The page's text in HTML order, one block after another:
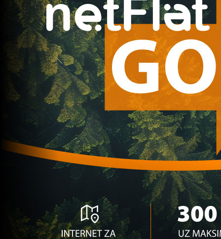
A Selekcija
Sve je gotovo: Edin Džeko donio
odluku, evo gdje nastavlja
1 sedmica 6 dan
A Selekcija
Ovo niko nije očekivao: Nikola
Vasilj iznenadio izborom novog
kluba!
4 sedmica 7 h
A Selekcija
Jovo Lukić ima novi klub: Trener
Cluja praktično potvrdio veliki
transfer!